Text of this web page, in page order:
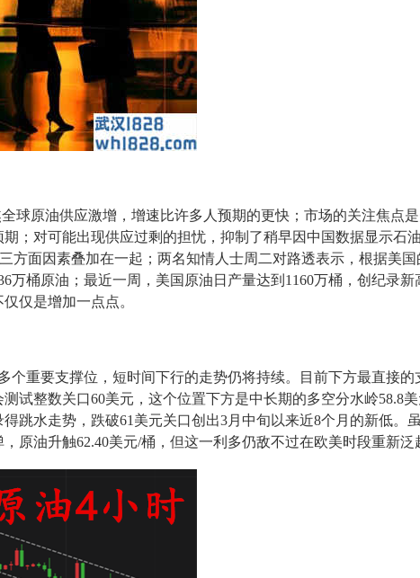
球原油供应激增，增速比许多人预期的更快；市场的关注焦点
；对可能出现供应过剩的担忧，抑制了稍早因中国数据显示石
方面因素叠加在一起；两名知情人士周二对路透表示，根据美
万桶原油；最近一周，美国原油日产量达到1160万桶，创纪录
仅是增加一点点。
个重要支撑位，短时间下行的走势仍将持续。目前下方最直接的
试整数关口60美元，这个位置下方是中长期的多空分水岭58.8
跳水走势，跌破61美元关口创出3月中旬以来近8个月的新低。
原油升触62.40美元/桶，但这一利多仍敌不过在欧美时段重新泛